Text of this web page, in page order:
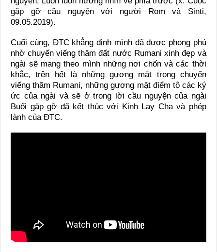
gặp gỡ cầu nguyện với người Rom và Sinti,
09.05.2019).
Cuối cùng, ĐTC khẳng định mình đã được phong phú
nhờ chuyến viếng thăm đất nước Rumani xinh đẹp và
ngài sẽ mang theo mình những nơi chốn và các thời
khắc, trên hết là những gương mặt trong chuyến
viếng thăm Rumani, những gương mặt điểm tô các ký
ức của ngài và sẽ ở trong lời cầu nguyện của ngài
Buổi gặp gỡ đã kết thúc với Kinh Lạy Cha và phép
lành của ĐTC.